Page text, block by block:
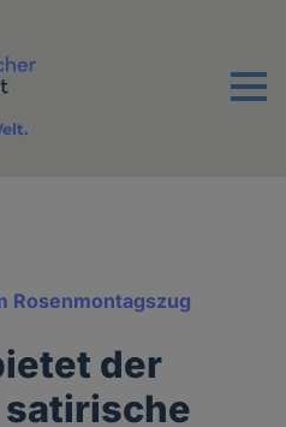
Menu
Rosenmontagszug
der